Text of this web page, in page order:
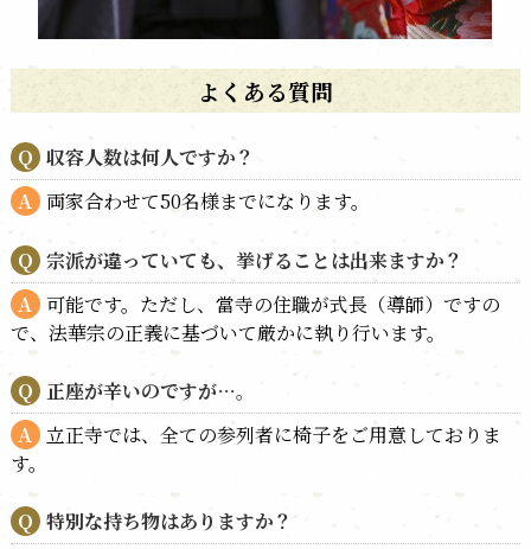
よくある質問
収容人数は何人ですか？
両家合わせて50名様までになります。
宗派が違っていても、挙げることは出来ますか？
可能です。ただし、當寺の住職が式長（導師）ですの
で、法華宗の正義に基づいて厳かに執り行います。
正座が辛いのですが…。
立正寺では、全ての参列者に椅子をご用意しておりま
す。
特別な持ち物はありますか？